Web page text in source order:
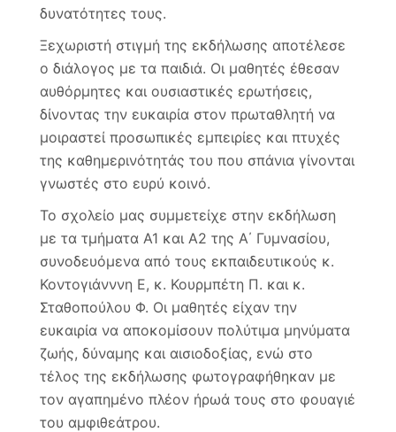
δυνατότητες τους.
Ξεχωριστή στιγμή της εκδήλωσης αποτέλεσε
ο διάλογος με τα παιδιά. Οι μαθητές έθεσαν
αυθόρμητες και ουσιαστικές ερωτήσεις,
δίνοντας την ευκαιρία στον πρωταθλητή να
μοιραστεί προσωπικές εμπειρίες και πτυχές
της καθημερινότητάς του που σπάνια γίνονται
γνωστές στο ευρύ κοινό.
Το σχολείο μας συμμετείχε στην εκδήλωση
με τα τμήματα Α1 και Α2 της Α΄ Γυμνασίου,
συνοδευόμενα από τους εκπαιδευτικούς κ.
Κοντογιάνννη Ε, κ. Κουρμπέτη Π. και κ.
Σταθοπούλου Φ. Οι μαθητές είχαν την
ευκαιρία να αποκομίσουν πολύτιμα μηνύματα
ζωής, δύναμης και αισιοδοξίας, ενώ στο
τέλος της εκδήλωσης φωτογραφήθηκαν με
τον αγαπημένο πλέον ήρωά τους στο φουαγιέ
του αμφιθεάτρου.